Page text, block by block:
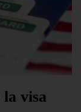
la visa